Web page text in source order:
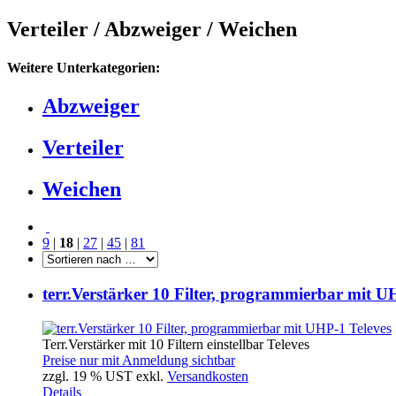
Verteiler / Abzweiger / Weichen
Weitere Unterkategorien:
Abzweiger
Verteiler
Weichen
9 | 18 | 27 | 45 | 81
terr.Verstärker 10 Filter, programmierbar mit
Terr.Verstärker mit 10 Filtern einstellbar Televes
Preise nur mit Anmeldung sichtbar
zzgl. 19 % UST exkl. Versandkosten
Details